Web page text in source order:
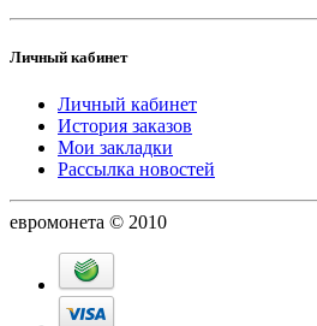
Личный кабинет
Личный кабинет
История заказов
Мои закладки
Рассылка новостей
евромонета © 2010